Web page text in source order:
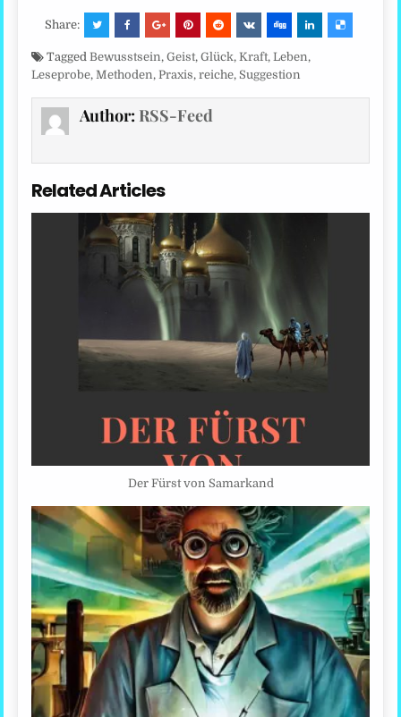
Share:
TaggedBewusstsein,Geist,Glück,Kraft,Leben,
Leseprobe,Methoden,Praxis,reiche, Suggestion
Author: RSS-Feed
Related Articles
Der Fürst von Samarkand